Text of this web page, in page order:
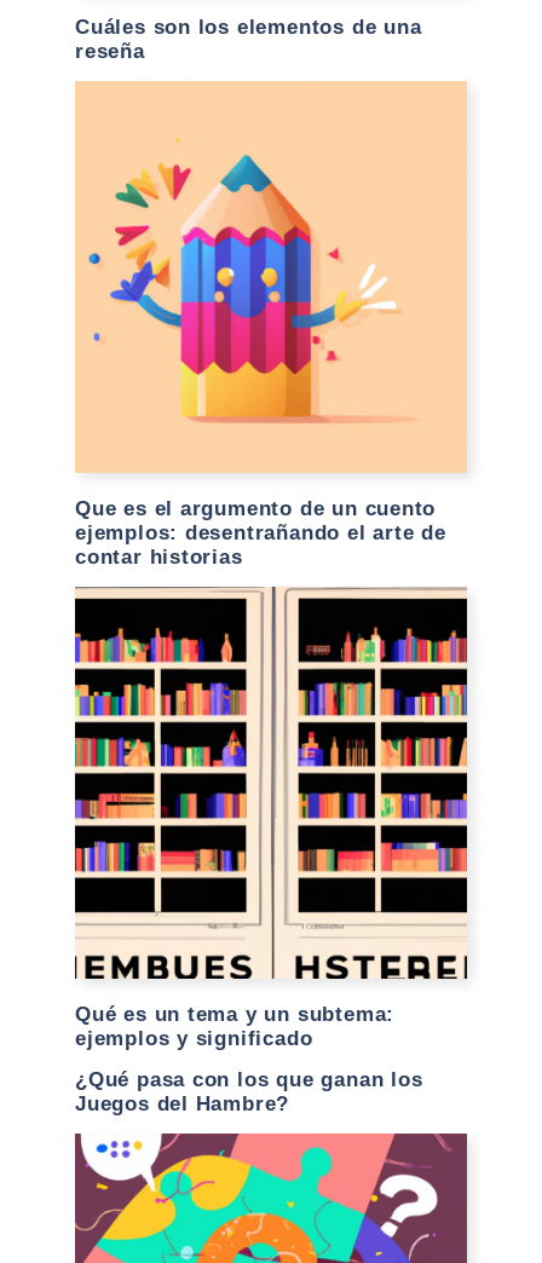
Cuáles son los elementos de una
reseña
Que es el argumento de un cuento
ejemplos: desentrañando el arte de
contar historias
Qué es un tema y un subtema:
ejemplos y significado
¿Qué pasa con los que ganan los
Juegos del Hambre?